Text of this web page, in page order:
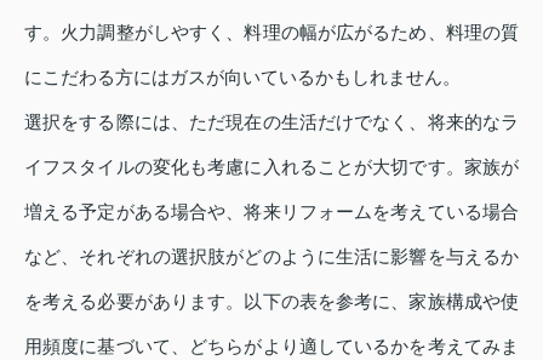
す。火力調整がしやすく、料理の幅が広がるため、料理の質
にこだわる方にはガスが向いているかもしれません。
選択をする際には、ただ現在の生活だけでなく、将来的なラ
イフスタイルの変化も考慮に入れることが大切です。家族が
増える予定がある場合や、将来リフォームを考えている場合
など、それぞれの選択肢がどのように生活に影響を与えるか
を考える必要があります。以下の表を参考に、家族構成や使
用頻度に基づいて、どちらがより適しているかを考えてみま